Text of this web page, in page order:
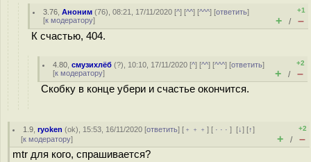
3.76 ,Аноним (76), 08:21, 17/11/2020 [^] [^^] [^^^] [ответить]
[к модератору]
+1
+ / –
К счастью, 404.
4.80 ,смузихлёб (?), 10:10, 17/11/2020 [^] [^^] [^^^] [ответить]
[к модератору]
+2
+ / –
Скобку в конце убери и счастье окончится.
1.9 ,ryoken (ok), 15:53, 16/11/2020 [ответить] [ ﹢﹢﹢] [ · · ·][↓] [↑]
[к модератору]
+2
+ / –
mtr для кого, спрашивается?